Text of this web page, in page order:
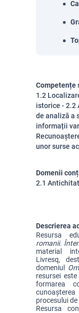
Competențe
1.2
istorice - 2.2
de analiză a
informații
unor surse
Domenii
2.1
Descrierea
Resursa
romanii.
material
Livresq,
domeniul
resursei
formarea
procesului
Resursa